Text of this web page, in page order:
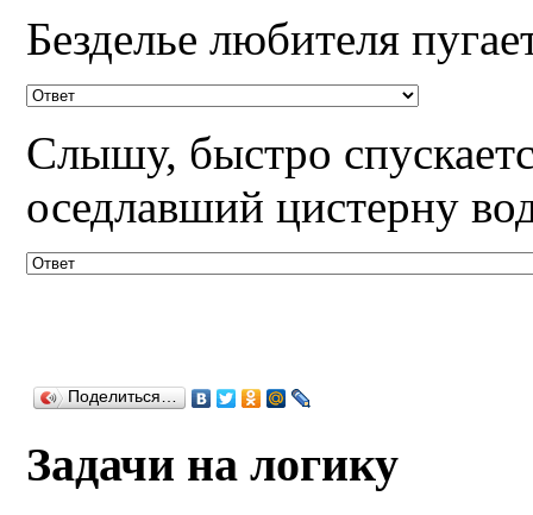
Безделье любителя
Слышу, быстро
оседлавший цистерну
Поделиться…
Задачи на логику